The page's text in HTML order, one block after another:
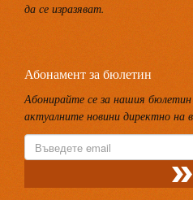
да се изразяват.
Абонамент за бюлетин
Абонирайте се за нашия
актуалните новини директно на